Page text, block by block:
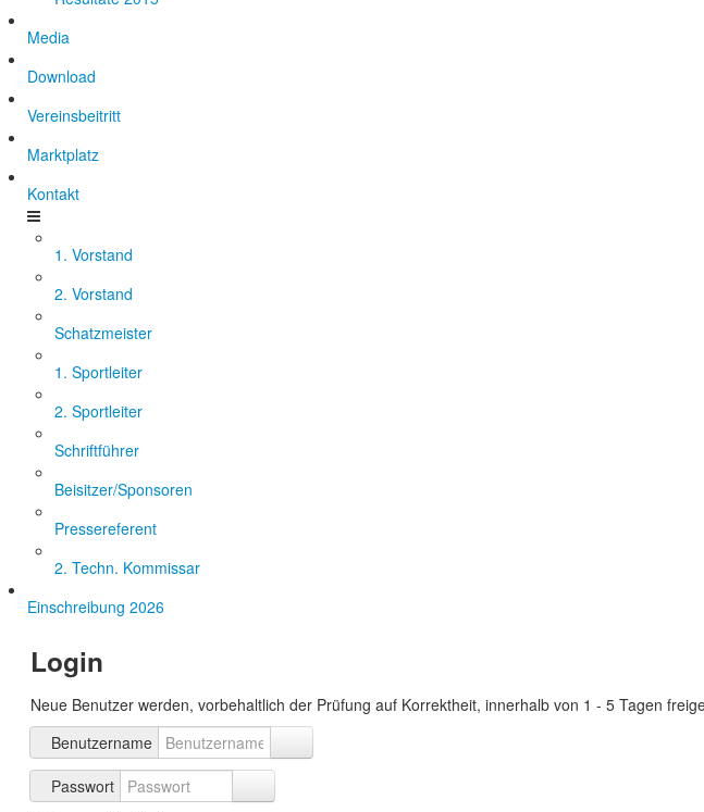
Media
Download
Vereinsbeitritt
Marktplatz
Kontakt
1. Vorstand
2. Vorstand
Schatzmeister
1. Sportleiter
2. Sportleiter
Schriftführer
Beisitzer/Sponsoren
Pressereferent
2. Techn. Kommissar
Einschreibung 2026
Login
Neue Benutzer werden, vorbehaltlich der Prüfung auf Korrektheit, innerhalb von 1 - 5 Tagen
Benutzername
Passwort